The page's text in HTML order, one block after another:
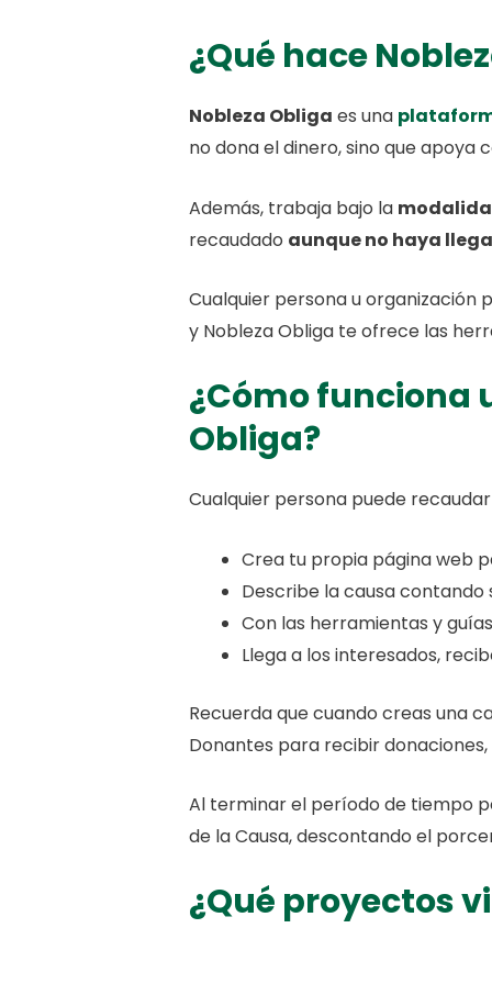
¿Qué hace
Nobleza Obliga es una
no dona el dinero, sino que apoya
Además, trabaja bajo la
recaudado aunque no haya
Cualquier persona u
y Nobleza Obliga te ofrece las
¿Cómo funciona
Obliga?
Cualquier persona puede
Crea tu propia página web
Describe la causa contando
Con las herramientas y
Llega a los interesados,
Recuerda que cuando creas una
Donantes para recibir
Al terminar el período de tiempo
de la Causa, descontando el
¿Qué proyectos